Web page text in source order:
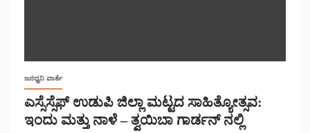
ಜನಧ್ವನಿ ವಾರ್ತೆ
ಎಸ್ಸೆಸ್ಸೆಫ್ ಉಡುಪಿ ಜಿಲ್ಲಾ ಮಟ್ಟದ ಸಾಹಿತ್ಯೋತ್ಸವ:
ಇಂದು ಮತ್ತು ನಾಳೆ – ತ್ವಯಿಬಾ ಗಾರ್ಡನ್ ನಲ್ಲಿ